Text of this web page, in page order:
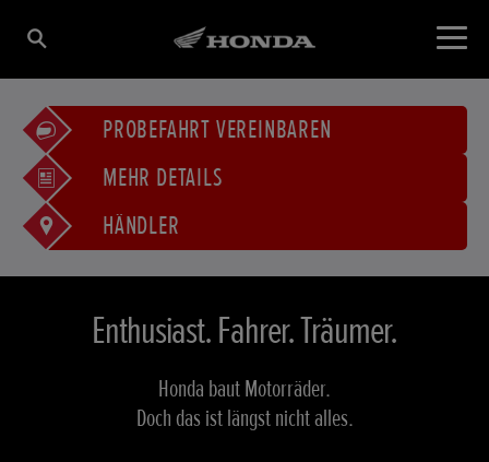
PROBEFAHRT VEREINBAREN
MEHR DETAILS
HÄNDLER
Enthusiast. Fahrer. Träumer.
Honda baut Motorräder.
Doch das ist längst nicht alles.